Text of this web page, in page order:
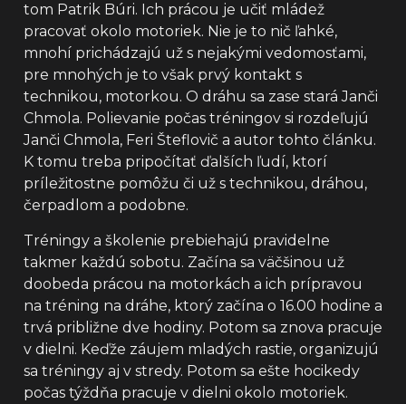
tom Patrik Búri. Ich prácou je učiť mládež
pracovať okolo motoriek. Nie je to nič ľahké,
mnohí prichádzajú už s nejakými vedomosťami,
pre mnohých je to však prvý kontakt s
technikou, motorkou. O dráhu sa zase stará Janči
Chmola. Polievanie počas tréningov si rozdeľujú
Janči Chmola, Feri Šteflovič a autor tohto článku.
K tomu treba pripočítať ďalších ľudí, ktorí
príležitostne pomôžu či už s technikou, dráhou,
čerpadlom a podobne.
Tréningy a školenie prebiehajú pravidelne
takmer každú sobotu. Začína sa väčšinou už
doobeda prácou na motorkách a ich prípravou
na tréning na dráhe, ktorý začína o 16.00 hodine a
trvá približne dve hodiny. Potom sa znova pracuje
v dielni. Keďže záujem mladých rastie, organizujú
sa tréningy aj v stredy. Potom sa ešte hocikedy
počas týždňa pracuje v dielni okolo motoriek.